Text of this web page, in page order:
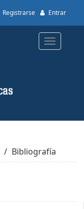
Registrarse Entrar
Toggle
Bibliografía